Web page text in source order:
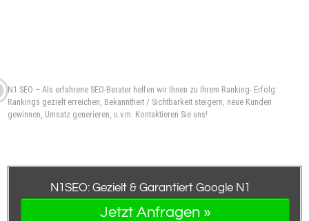
N1 SEO – Als erfahrene SEO-Berater helfen wir Ihnen zu Ihrem Ranking- Erfolg:
Rankings gezielt erreichen, Bekanntheit / Sichtbarkeit steigern, neue Kunden
gewinnen, Umsatz generieren, u.v.m. Kontaktieren Sie uns!
N 1 SEO: Gezielt & Garantiert Google N 1
Jetzt Anfragen »